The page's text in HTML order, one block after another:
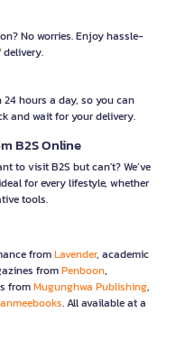
No worries. Enjoy hassle-
24 hours a day, so you can
and wait for your delivery.
B2S Online
to visit B2S but can't? We’ve
for every lifestyle, whether
tools.
fromLavender, academic
fromPenboon,
fromMugunghwa Publishing,
. All available at a